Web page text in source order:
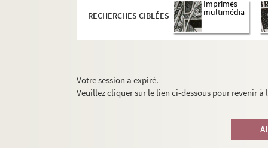
RECHERCHES CIBLÉES
Imprimés
multimédia
Votre session a expiré.
Veuillez cliquer sur le lien ci-dessous pour revenir